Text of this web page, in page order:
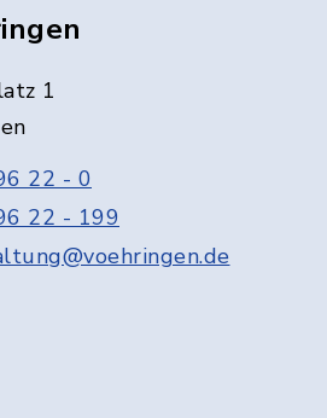
1
22 - 0
22 - 199